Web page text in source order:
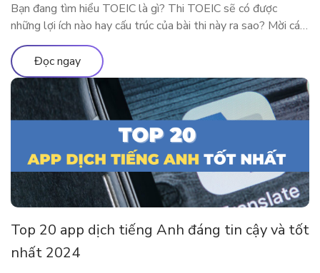
Bạn đang tìm hiểu TOEIC là gì? Thi TOEIC sẽ có được
những lợi ích nào hay cấu trúc của bài thi này ra sao? Mời các
độc giả theo chân ELSA Premium để tìm hiểu tất tần tật về
chứng chỉ TOEIC 2024 nhé! TOEIC là gì? Trên các diễn đàn
học tiếng Anh […]
Đọc ngay
Top 20 app dịch tiếng Anh đáng tin cậy và tốt
nhất 2024